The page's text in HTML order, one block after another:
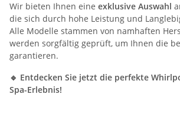
Wir bieten Ihnen eine exklusive Auswahl
die sich durch hohe Leistung und
Alle Modelle stammen von namhaften
werden sorgfältig geprüft, um Ihnen die
garantieren.
🔹 Entdecken Sie jetzt die perfekte
Spa-Erlebnis!